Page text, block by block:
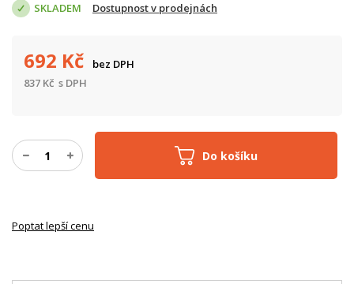
SKLADEM Dostupnost v prodejnách
Do košíku
692 Kč
bez DPH
837 Kč s DPH
Poptat lepší cenu